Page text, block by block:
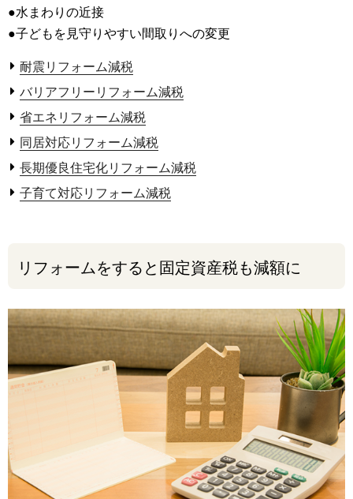
●水まわりの近接
●子どもを見守りやすい間取りへの変更
耐震リフォーム減税
バリアフリーリフォーム減税
省エネリフォーム減税
同居対応リフォーム減税
長期優良住宅化リフォーム減税
子育て対応リフォーム減税
リフォームをすると固定資産税も減額に